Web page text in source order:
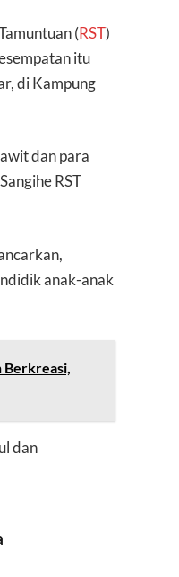
(RST)
itu
di Kampung
dan para
RST
anak-anak
Berkreasi,
dan